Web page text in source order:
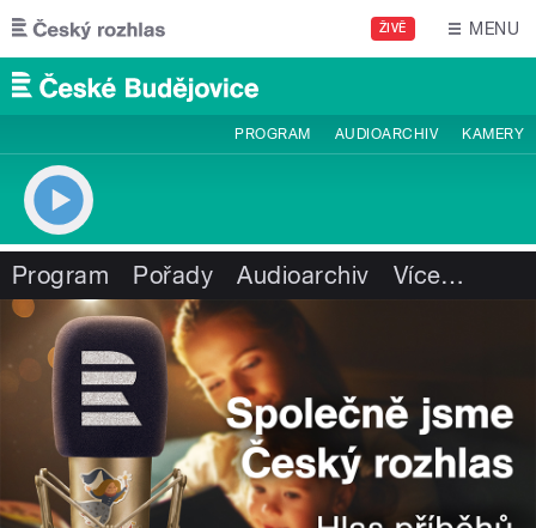
Přejít k hlavnímu obsahu
ŽIVĚ MENU
PROGRAM AUDIOARCHIV KAMERY
Program Pořady Audioarchiv Více…